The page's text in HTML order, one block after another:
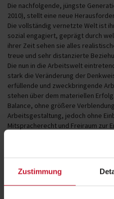
Zustimmung
Die nachfolgende, jüngste
2010), stellt eine neue
Die vollständig vernetzte Welt ist
sozial engagiert, geprägt durch
ihrer Zeit sehen sie alles
treue und sehr distanzierte
Die nun in die Arbeitswelt
stark die Veränderung der
erfüllende und zweckbringende
stehen über dem materiellen
Balance, ohne größere
Arbeitsgestaltung, jedoch ohne
Mitspracherecht und Freiraum zur
sowie Rücksichtnahme und
Generation enorm wichtig sind
suchen. Dafür bieten sie aber
Fähigkeit schnell und zielgerichtet
neuesten Stand und bieten